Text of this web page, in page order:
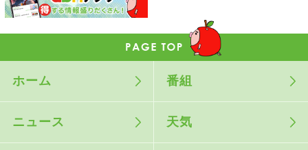
ホーム 番組
ニュース 天気